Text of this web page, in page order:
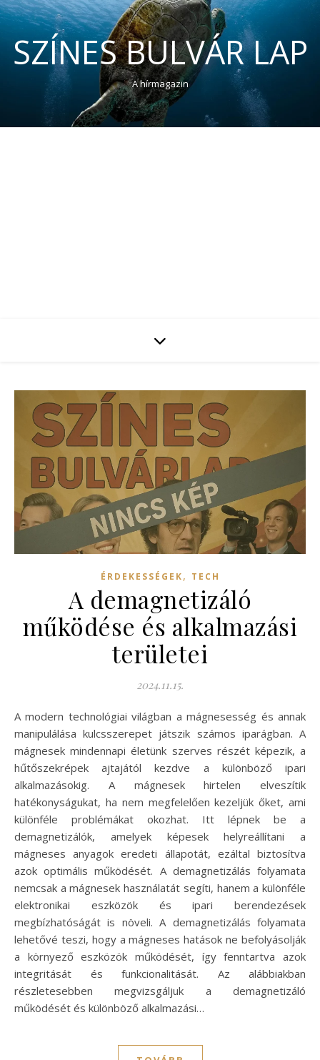
SZÍNES BULVÁR LAP
A hírmagazin
ÉRDEKESSÉGEK, TECH
A demagnetizáló
működése és alkalmazási
területei
2024.11.15.
A modern technológiai világban a mágnesesség és annak
manipulálása kulcsszerepet játszik számos iparágban. A
mágnesek mindennapi életünk szerves részét képezik, a
hűtőszekrépek ajtajától kezdve a különböző ipari
alkalmazásokig. A mágnesek hirtelen elveszítik
hatékonyságukat, ha nem megfelelően kezeljük őket, ami
különféle problémákat okozhat. Itt lépnek be a
demagnetizálók, amelyek képesek helyreállítani a
mágneses anyagok eredeti állapotát, ezáltal biztosítva
azok optimális működését. A demagnetizálás folyamata
nemcsak a mágnesek használatát segíti, hanem a különféle
elektronikai eszközök és ipari berendezések
megbízhatóságát is növeli. A demagnetizálás folyamata
lehetővé teszi, hogy a mágneses hatások ne befolyásolják
a környező eszközök működését, így fenntartva azok
integritását és funkcionalitását. Az alábbiakban
részletesebben megvizsgáljuk a demagnetizáló
működését és különböző alkalmazási…